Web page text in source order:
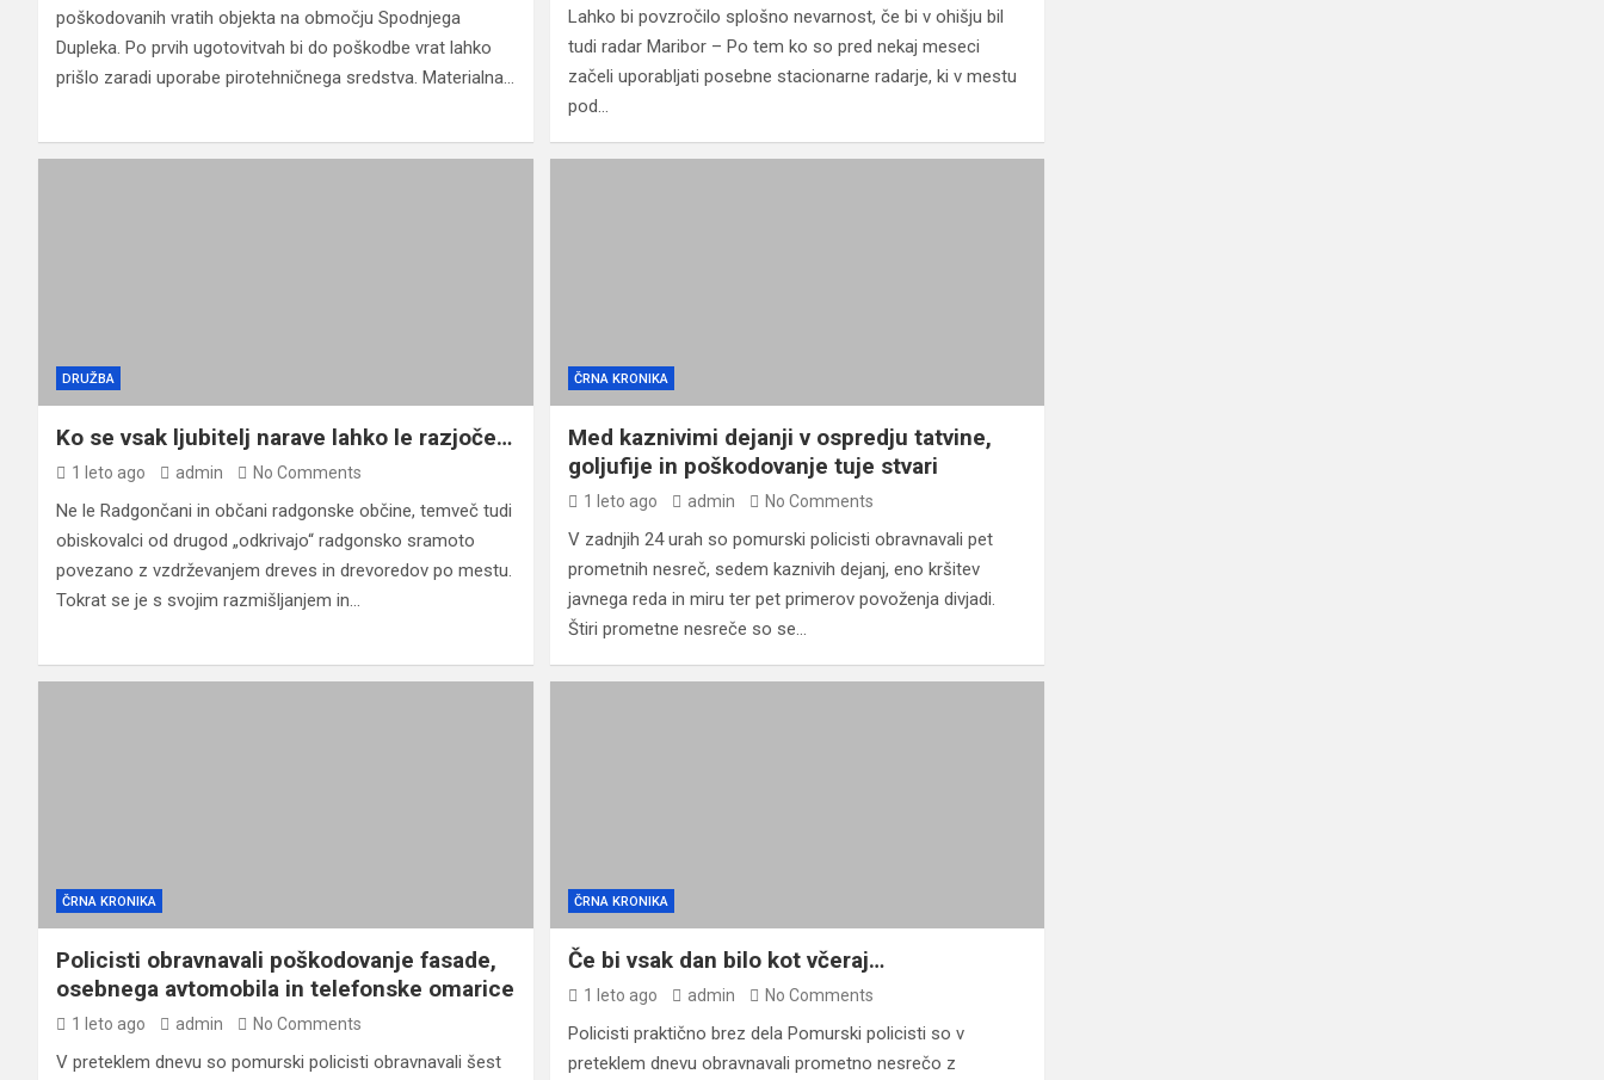
poškodovanih vratih objekta na območju Spodnjega
Dupleka. Po prvih ugotovitvah bi do poškodbe vrat lahko
prišlo zaradi uporabe pirotehničnega sredstva. Materialna…
Lahko bi povzročilo splošno nevarnost, če bi v ohišju bil
tudi radar Maribor – Po tem ko so pred nekaj meseci
začeli uporabljati posebne stacionarne radarje, ki v mestu
pod…
DRUŽBA
Ko se vsak ljubitelj narave lahko le razjoče…
1 leto ago admin No Comments
Ne le Radgončani in občani radgonske občine, temveč tudi
obiskovalci od drugod „odkrivajo“ radgonsko sramoto
povezano z vzdrževanjem dreves in drevoredov po mestu.
Tokrat se je s svojim razmišljanjem in…
ČRNA KRONIKA
Med kaznivimi dejanji v ospredju tatvine,
goljufije in poškodovanje tuje stvari
1 leto ago admin No Comments
V zadnjih 24 urah so pomurski policisti obravnavali pet
prometnih nesreč, sedem kaznivih dejanj, eno kršitev
javnega reda in miru ter pet primerov povoženja divjadi.
Štiri prometne nesreče so se…
ČRNA KRONIKA
Policisti obravnavali poškodovanje fasade,
osebnega avtomobila in telefonske omarice
1 leto ago admin No Comments
V preteklem dnevu so pomurski policisti obravnavali šest
ČRNA KRONIKA
Če bi vsak dan bilo kot včeraj…
1 leto ago admin No Comments
Policisti praktično brez dela Pomurski policisti so v
preteklem dnevu obravnavali prometno nesrečo z